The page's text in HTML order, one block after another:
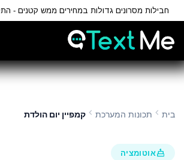
Skip
to
Content
חבילות מסרונים גדולות במחירים ממש קטנים -
בית chevron_left תכונות המערכת chevron_left קמפיין יום הולדת
cakeאוטומציה